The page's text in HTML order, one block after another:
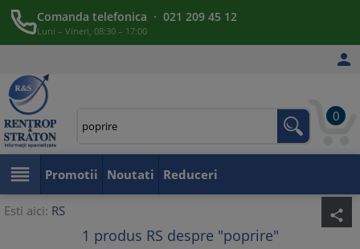
Comanda telefonica · 021 209 45 12
Luni – Vineri, 08:30 – 17:00

0
 Promotii Noutati Reduceri
Esti aici: RS share
1 produs RS despre "poprire"